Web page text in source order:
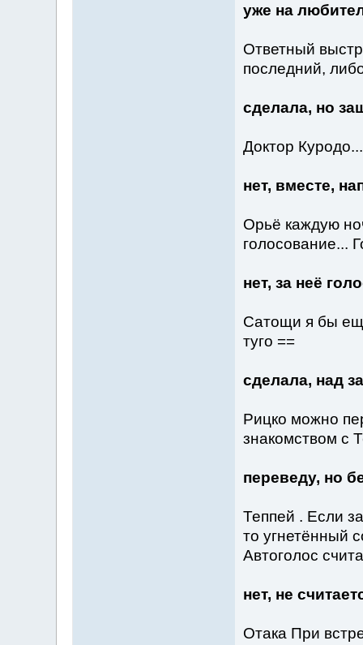
уже на
Ответный
последний,
сделала, но
Доктор
нет, вместе,
Орьё каждую
голосование...
нет, за неё
Сатощи я бы
туго ==
сделала, над
Рицко можно
знакомством с
переведу, но
Теппей . Если
то угнетённый
Автоголос
нет, не
Отака При